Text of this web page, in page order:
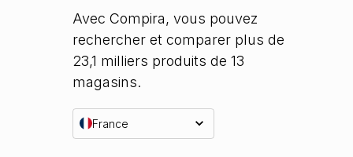
Avec Compira, vous pouvez
rechercher et comparer plus de
23,1 milliers produits de 13
magasins.
France